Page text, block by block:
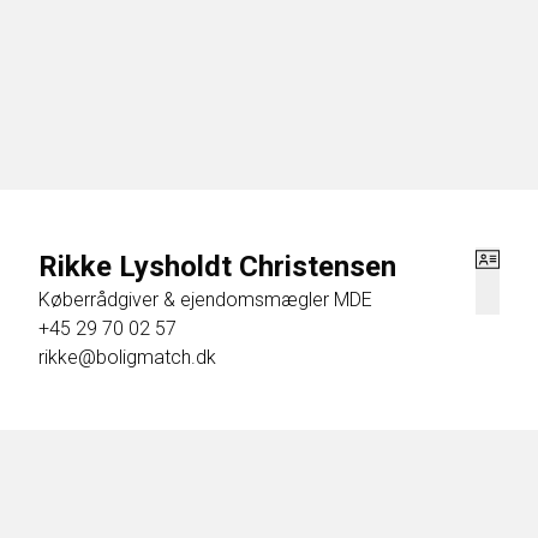
Her kommer I til at bo med gode busforbindelser, både ud og ind
specialbutikker, dagligvarebutikker, træningscenter og meget
Rikke Lysholdt Christensen
Køberrådgiver & ejendomsmægler MDE
+45 29 70 02 57
rikke@boligmatch.dk